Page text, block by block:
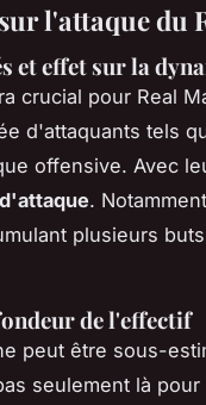
l'attaque du
et effet sur la
crucial pour Real
d'attaquants tels
offensive. Avec
.
plusieurs
de l'effectif
peut être sous-
seulement là